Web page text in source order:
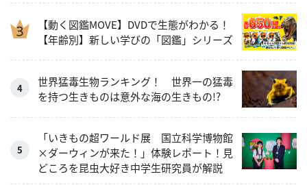
【動く図鑑MOVE】DVDで生態がわかる！
【年齢別】新しい学びの「図鑑」シリーズ
世界猛毒生物ランキング！ 世界一の猛毒
を持つ生きものは意外な海の生きもの!?
「いきもの超ワールド展 国立科学博物館
×ダーウィンが来た！」体験レポート！見
どころを昆虫大好き中学生研究員が解説